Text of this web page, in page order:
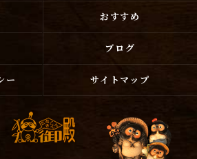
おすすめ
ブログ
ー サイトマップ